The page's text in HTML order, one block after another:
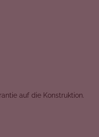
auf die Konstruktion.